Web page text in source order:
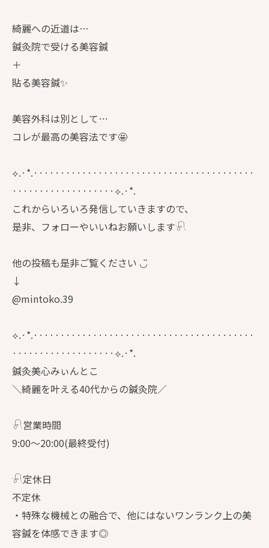
綺麗への近道は…
鍼灸院で受ける美容鍼
＋
貼る美容鍼✨
美容外科は別として…
コレが最高の美容法です🤩
⟡.·*.·········································
···················⟡.·*.
これからいろいろ発信していきますので、
是非、フォローやいいねお願いします𓍯
他の投稿も是非ご覧ください ◡̈
↓
@mintoko.39
⟡.·*.·········································
···················⟡.·*.
鍼灸美心みぃんとこ
＼綺麗を叶える40代からの鍼灸院／
𓍯営業時間
9:00〜20:00(最終受付)
𓍯定休日
不定休
・特殊な機械との融合で、他にはないワンランク上の美
容鍼を体感できます◎